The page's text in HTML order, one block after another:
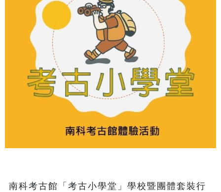
南科考古館「考古小學堂」學校暨團體套裝行